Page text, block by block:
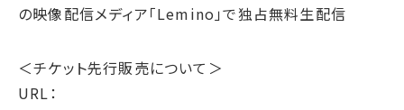
の映像配信メディア「Lemino」で独占無料生配信
＜チケット先行販売について＞
URL：